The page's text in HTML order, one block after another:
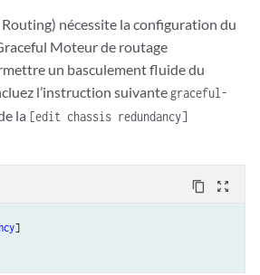
nécessite la configuration du
Moteur de routage
un basculement fluide du
l’instruction suivante graceful-
la [edit chassis redundancy]
content_copy zoom_out_map